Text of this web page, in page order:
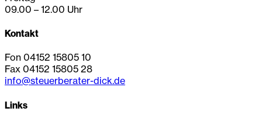
09.00 – 12.00 Uhr
Kontakt
Fon 04152 15805 10
Fax 04152 15805 28
info@steuerberater-dick.de
Links